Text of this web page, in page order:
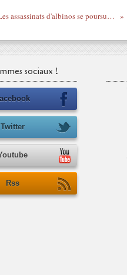
Les assassinats d'albinos se poursuivent au Burundi et en Tanzanie
sociaux !
Twitter
Rss